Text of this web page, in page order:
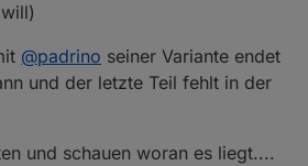
@padrino seiner Variante endet
und der letzte Teil fehlt in der
und schauen woran es liegt....